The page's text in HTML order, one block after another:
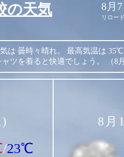
の天気 8月
リロー
は 曇時々晴れ。 最高気温は 35℃
ツを着ると快適でしょう。 （8
/23℃
8月